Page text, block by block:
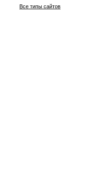
Все типы сайтов